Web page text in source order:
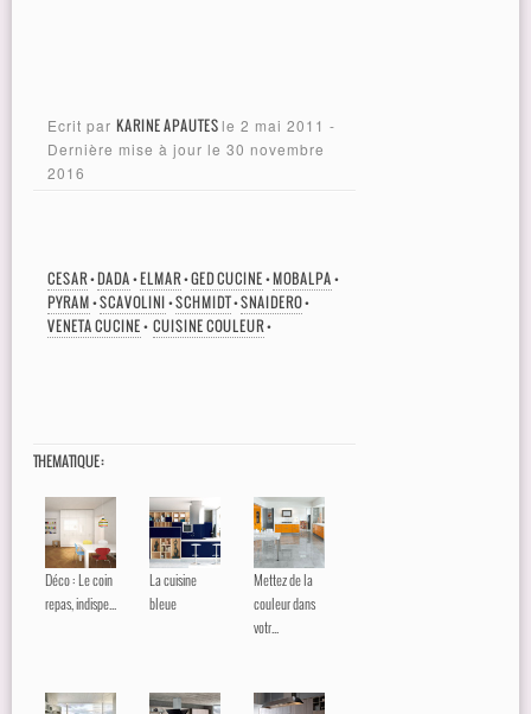
Ecrit par KARINE APAUTES le 2 mai 2011 -
Dernière mise à jour le 30 novembre
2016
CESAR•DADA•ELMAR•GED CUCINE•MOBALPA•
PYRAM•SCAVOLINI•SCHMIDT•SNAIDERO•
VENETA CUCINE• CUISINE COULEUR•
THEMATIQUE :
Déco : Le coin
repas, indispe...
La cuisine
bleue
Mettez de la
couleur dans
votr...